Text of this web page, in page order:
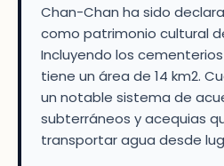
Chan-Chan ha sido
como patrimonio cultural
Incluyendo los
tiene un área de 14 km2.
un notable sistema de
subterráneos y acequias
transportar agua desde